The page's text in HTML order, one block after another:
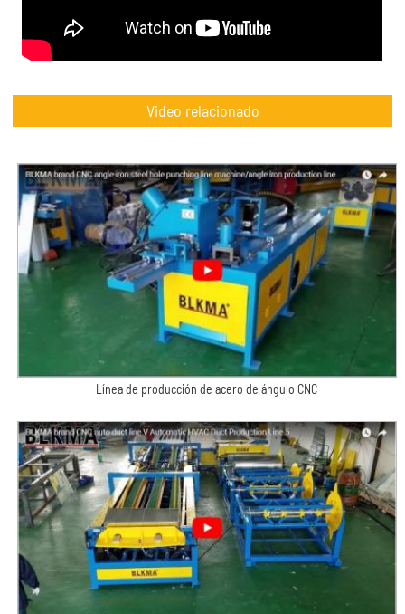
Video relacionado
Línea de producción de acero de ángulo CNC